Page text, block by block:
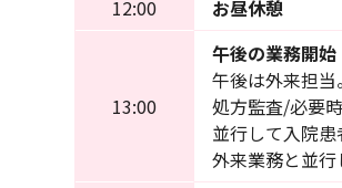
12:00
お昼休憩
13:00
午後の業務開始
午後は外来担当。
処方監査/必要
並行して入院患
外来業務と並行